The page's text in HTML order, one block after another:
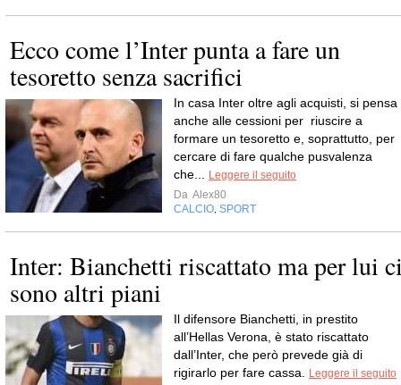
Ecco come l’Inter punta a fare un
tesoretto senza sacrifici
In casa Inter oltre agli acquisti, si pensa
anche alle cessioni per riuscire a
formare un tesoretto e, soprattutto, per
cercare di fare qualche pusvalenza
che...
Leggere il seguito
Da Alex80
CALCIO SPORT
Inter: Bianchetti riscattato ma per lui
sono altri piani
Il difensore Bianchetti, in prestito
all’Hellas Verona, è stato riscattato
dall’Inter, che però prevede già di
rigirarlo per fare cassa.
Leggere il seguito